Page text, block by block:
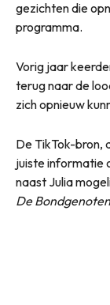
gezichten die
programma.
Vorig jaar
terug naar de
zich opnieuw
De TikTok-bron,
juiste informatie
naast Julia
De Bondgenoten